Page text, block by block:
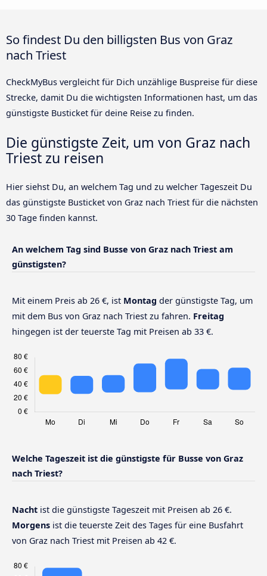
So findest Du den billigsten Bus von Graz
nach Triest
CheckMyBus vergleicht für Dich unzählige Buspreise für diese
Strecke, damit Du die wichtigsten Informationen hast, um das
günstigste Busticket für deine Reise zu finden.
Die günstigste Zeit, um von Graz nach
Triest zu reisen
Hier siehst Du, an welchem Tag und zu welcher Tageszeit Du
das günstigste Busticket von Graz nach Triest für die nächsten
30 Tage finden kannst.
An welchem Tag sind Busse von Graz nach Triest am
günstigsten?
Mit einem Preis ab 26 €, ist Montag der günstigste Tag, um
mit dem Bus von Graz nach Triest zu fahren. Freitag
hingegen ist der teuerste Tag mit Preisen ab 33 €.
Welche Tageszeit ist die günstigste für Busse von Graz
nach Triest?
Nacht ist die günstigste Tageszeit mit Preisen ab 26 €.
Morgens ist die teuerste Zeit des Tages für eine Busfahrt
von Graz nach Triest mit Preisen ab 42 €.